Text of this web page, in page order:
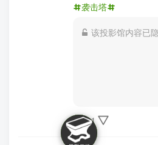
袭击塔
该投影馆内容已
-1